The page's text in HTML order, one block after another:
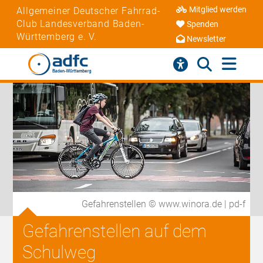
Allgemeiner Deutscher Fahrrad-
Club Landesverband Baden-
Württemberg e. V.
Mitglied werden
Spenden
Newsletter
Gefahrenstellen © www.winora.de | pd-f
Gefahrenstellen auf dem
Schulweg